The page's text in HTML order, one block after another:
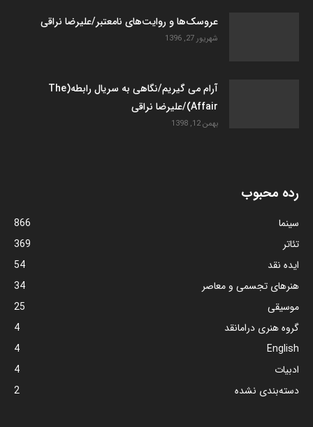
عروسک­‌ها و روایت­‌های نامعتبر/علیرضا نراقی
شهریور 27, 1396
آرام می گیریم/نگاهی به سریال رابطه(The
Affair)/علیرضا نراقی
بهمن 12, 1398
رده محبوب
سینما
866
تئاتر
369
ایده نقد
54
هنرهای تجسمی و معاصر
34
موسیقی
25
گروه هنری درامانقد
4
English
4
ادبیات
4
دسته‌بندی نشده
2